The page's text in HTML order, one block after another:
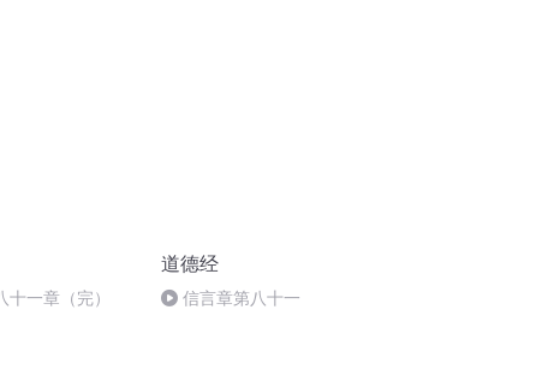
一章（完）
道德经
信言章第八十一